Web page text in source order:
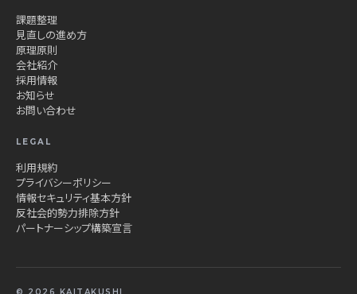
課題整理
見直しの進め方
原理原則
会社紹介
採用情報
お知らせ
お問い合わせ
LEGAL
利用規約
プライバシーポリシー
情報セキュリティ基本方針
反社会的勢力排除方針
パートナーシップ構築宣言
© 2026 KAITAKUSHI